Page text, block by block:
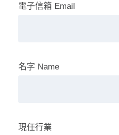
電子信箱 Email
名字 Name
現任行業